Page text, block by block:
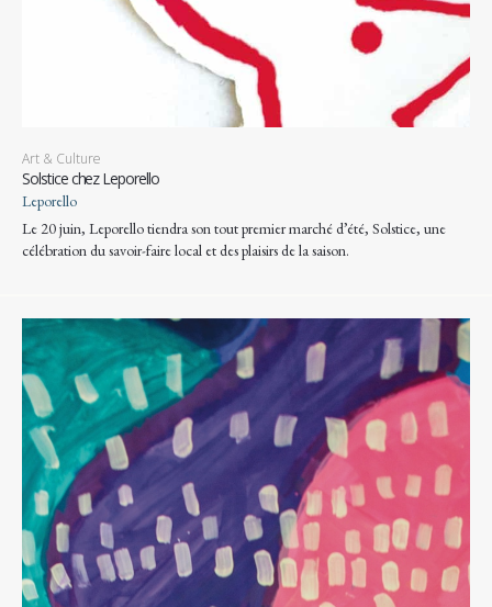
Art & Culture
Solstice chez Leporello
Leporello
Le 20 juin, Leporello tiendra son tout premier marché d’été, Solstice, une
célébration du savoir-faire local et des plaisirs de la saison.